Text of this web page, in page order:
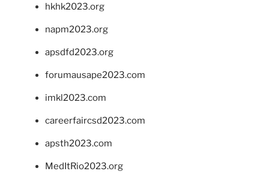
hkhk2023.org
napm2023.org
apsdfd2023.org
forumausape2023.com
imkl2023.com
careerfaircsd2023.com
apsth2023.com
MedItRio2023.org